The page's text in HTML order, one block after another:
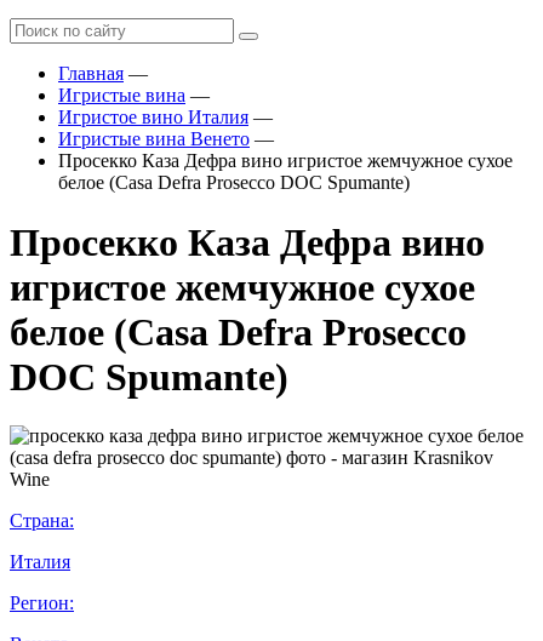
Главная —
Игристые вина —
Игристое вино Италия —
Игристые вина Венето —
Просекко Каза Дефра вино игристое жемчужное сухое
белое (Casa Defra Prosecco DOC Spumante)
Просекко Каза Дефра вино
игристое жемчужное сухое
белое (Casa Defra Prosecco
DOC Spumante)
Страна:
Италия
Регион: